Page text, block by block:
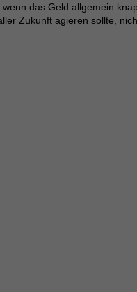
das Geld allgemein
Zukunft agieren sollte,